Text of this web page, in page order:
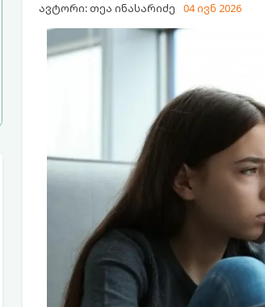
ავტორი: თეა ინასარიძე 04 ივნ 2026